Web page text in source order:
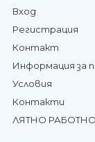
Вход
Регистрация
Контакт
Информация за
Условия
Контакти
ЛЯТНО